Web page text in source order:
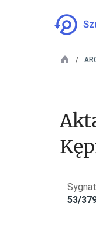
53/